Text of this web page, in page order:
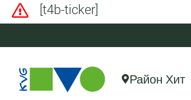
[t4b-ticker]
Район Хит